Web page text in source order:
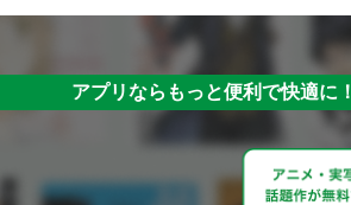
アプリならもっと便利で快適に！